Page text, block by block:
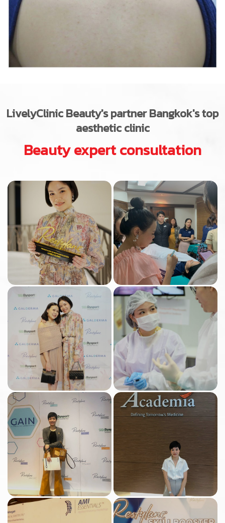
LivelyClinicBeauty's partner Bangkok's top
aesthetic clinic
Beauty expert consultation